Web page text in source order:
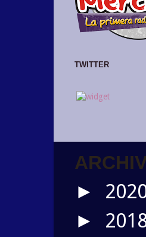
TWITTER
►
►